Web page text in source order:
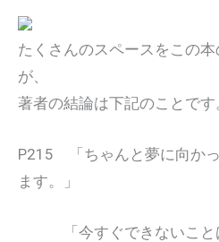
たくさんのスペースをこの
が、
著者の結論は下記のことです
P215 「ちゃんと夢に向か
ます。」
「今すぐできないこと